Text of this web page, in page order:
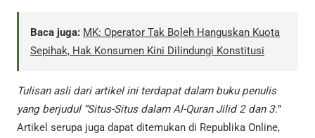
Baca juga: MK: Operator Tak Boleh Hanguskan Kuota
Sepihak, Hak Konsumen Kini Dilindungi Konstitusi
Tulisan asli dari artikel ini terdapat dalam buku penulis
yang berjudul “Situs-Situs dalam Al-Quran Jilid 2 dan 3.”
Artikel serupa juga dapat ditemukan di Republika Online,